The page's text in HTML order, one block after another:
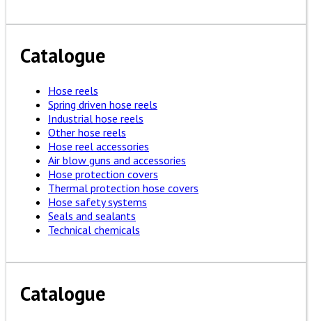
Catalogue
Hose reels
Spring driven hose reels
Industrial hose reels
Other hose reels
Hose reel accessories
Air blow guns and accessories
Hose protection covers
Thermal protection hose covers
Hose safety systems
Seals and sealants
Technical chemicals
Catalogue